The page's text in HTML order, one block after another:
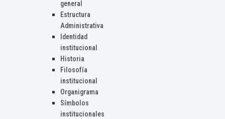
general
Estructura
Administrativa
Identidad
institucional
Historia
Filosofía
institucional
Organigrama
Símbolos
institucionales